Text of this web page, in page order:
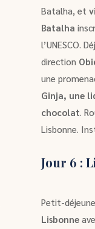
Batalha, et
Batalha
l’UNESCO.
direction
une
Ginja, une
chocolat .
Lisbonne.
Jour 6 :
Petit-
Lisbonne